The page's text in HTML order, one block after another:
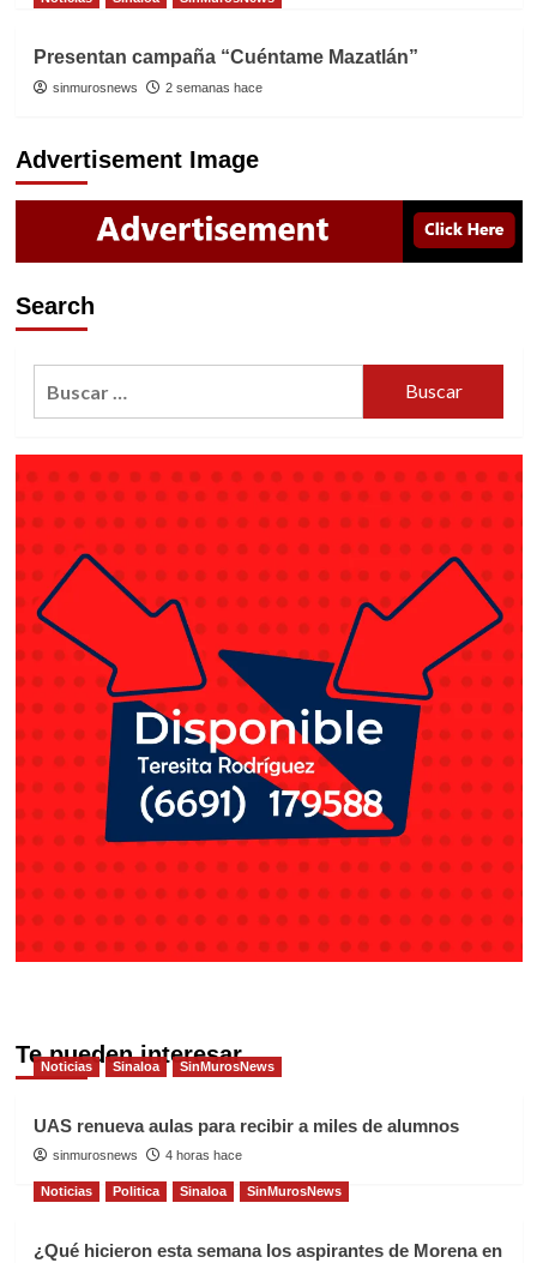
Presentan campaña “Cuéntame Mazatlán”
sinmurosnews 2 semanas hace
Advertisement Image
Search
Te pueden interesar
Noticias Sinaloa SinMurosNews
UAS renueva aulas para recibir a miles de alumnos
sinmurosnews 4 horas hace
Noticias Politica Sinaloa SinMurosNews
¿Qué hicieron esta semana los aspirantes de Morena en